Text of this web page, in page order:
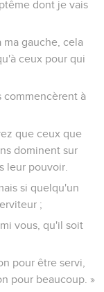
dont je vais
ma gauche, cela
ceux pour qui
commencèrent à
que ceux que
dominent sur
leur pouvoir.
si quelqu'un
;
vous, qu'il soit
pour être servi,
pour beaucoup. »